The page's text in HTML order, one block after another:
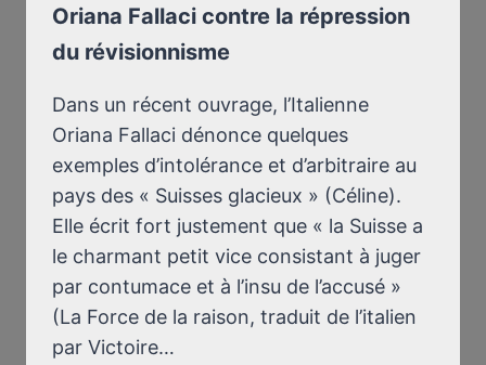
Oriana Fallaci contre la répression
du révisionnisme
Dans un récent ouvrage, l’Italienne
Oriana Fallaci dénonce quelques
exemples d’intolérance et d’arbitraire au
pays des « Suisses glacieux » (Céline).
Elle écrit fort justement que « la Suisse a
le charmant petit vice consistant à juger
par contumace et à l’insu de l’accusé »
(La Force de la raison, traduit de l’italien
par Victoire…